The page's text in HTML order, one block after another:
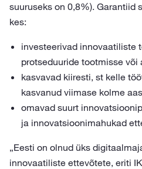
suuruseks on 0,8%). Garantiid
kes:
investeerivad innovaatiliste
protseduuride tootmisse või
kasvavad kiiresti, st kelle
kasvanud viimase kolme
omavad suurt
ja innovatsioonimahukad
„Eesti on olnud üks
innovaatiliste ettevõtete, eriti